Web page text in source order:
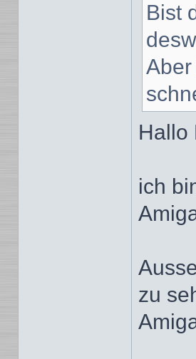
Bist
Hallo
ich
zu